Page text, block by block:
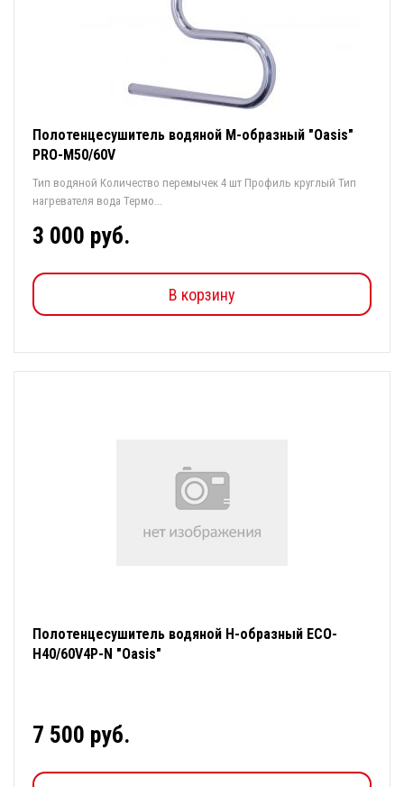
Полотенцесушитель водяной М-образный "Oasis"
PRO-M50/60V
Тип водяной Количество перемычек 4 шт Профиль круглый Тип
нагревателя вода Термо...
3 000 руб.
В корзину
Полотенцесушитель водяной Н-образный ЕСО-
Н40/60V4P-N "Oasis"
7 500 руб.